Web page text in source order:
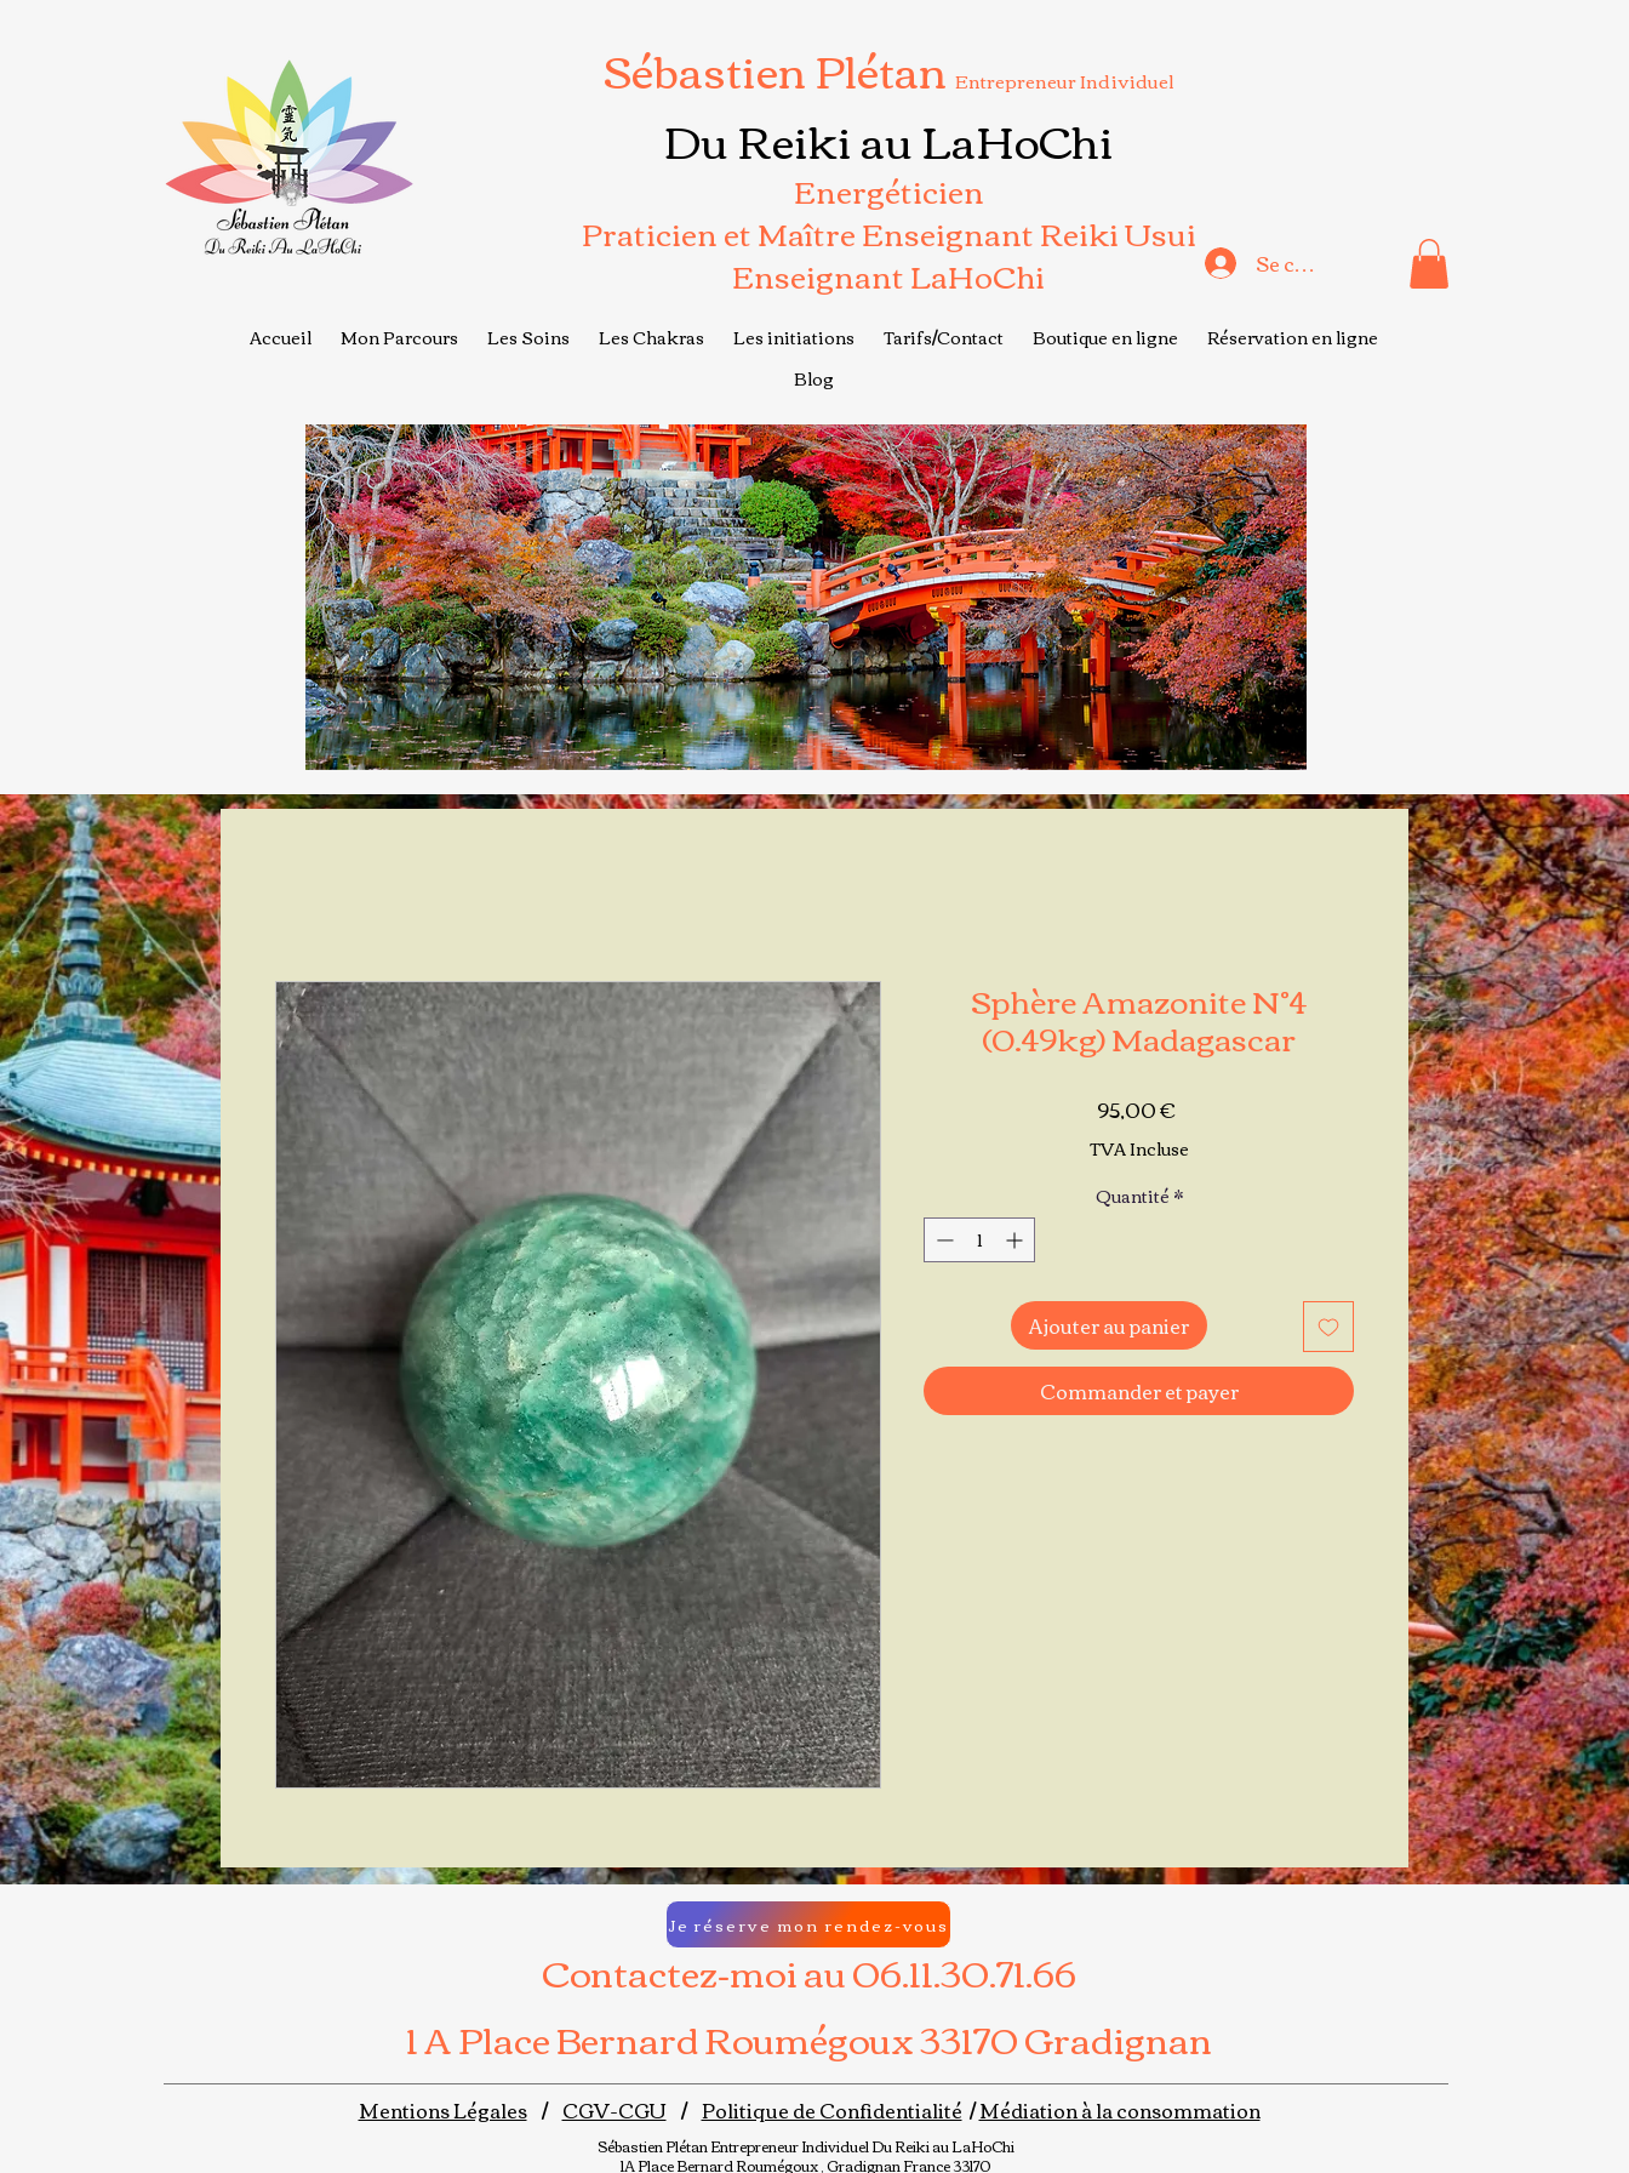
Sébastien Plétan Entrepreneur Individuel
Du Reiki au LaHoChi
Energéticien
Praticien et Maître Enseignant Reiki Usui
Enseignant LaHoChi Se connecter
Accueil Mon Parcours Les Soins Les Chakras Les initiations Tarifs/Contact Boutique en ligne
Réservation en ligne
Blog
Sphère Amazonite N°4
(0.49kg) Madagascar
95,00 €Prix
TVA Incluse
Quantité*
Ajouter au panier
Commander et payer
Contactez-moi au 06.11.30.71.66
1 A Place Bernard Roumégoux 33170 Gradignan
Je réserve mon rendez-vous
Mentions Légales/ CGV-CGU/ Politique de Confidentialité /Médiation à la consommation
Sébastien PlétanEntrepreneur IndividuelDu Reiki au LaHoChi
1A Place Bernard Roumégoux , Gradignan France 33170